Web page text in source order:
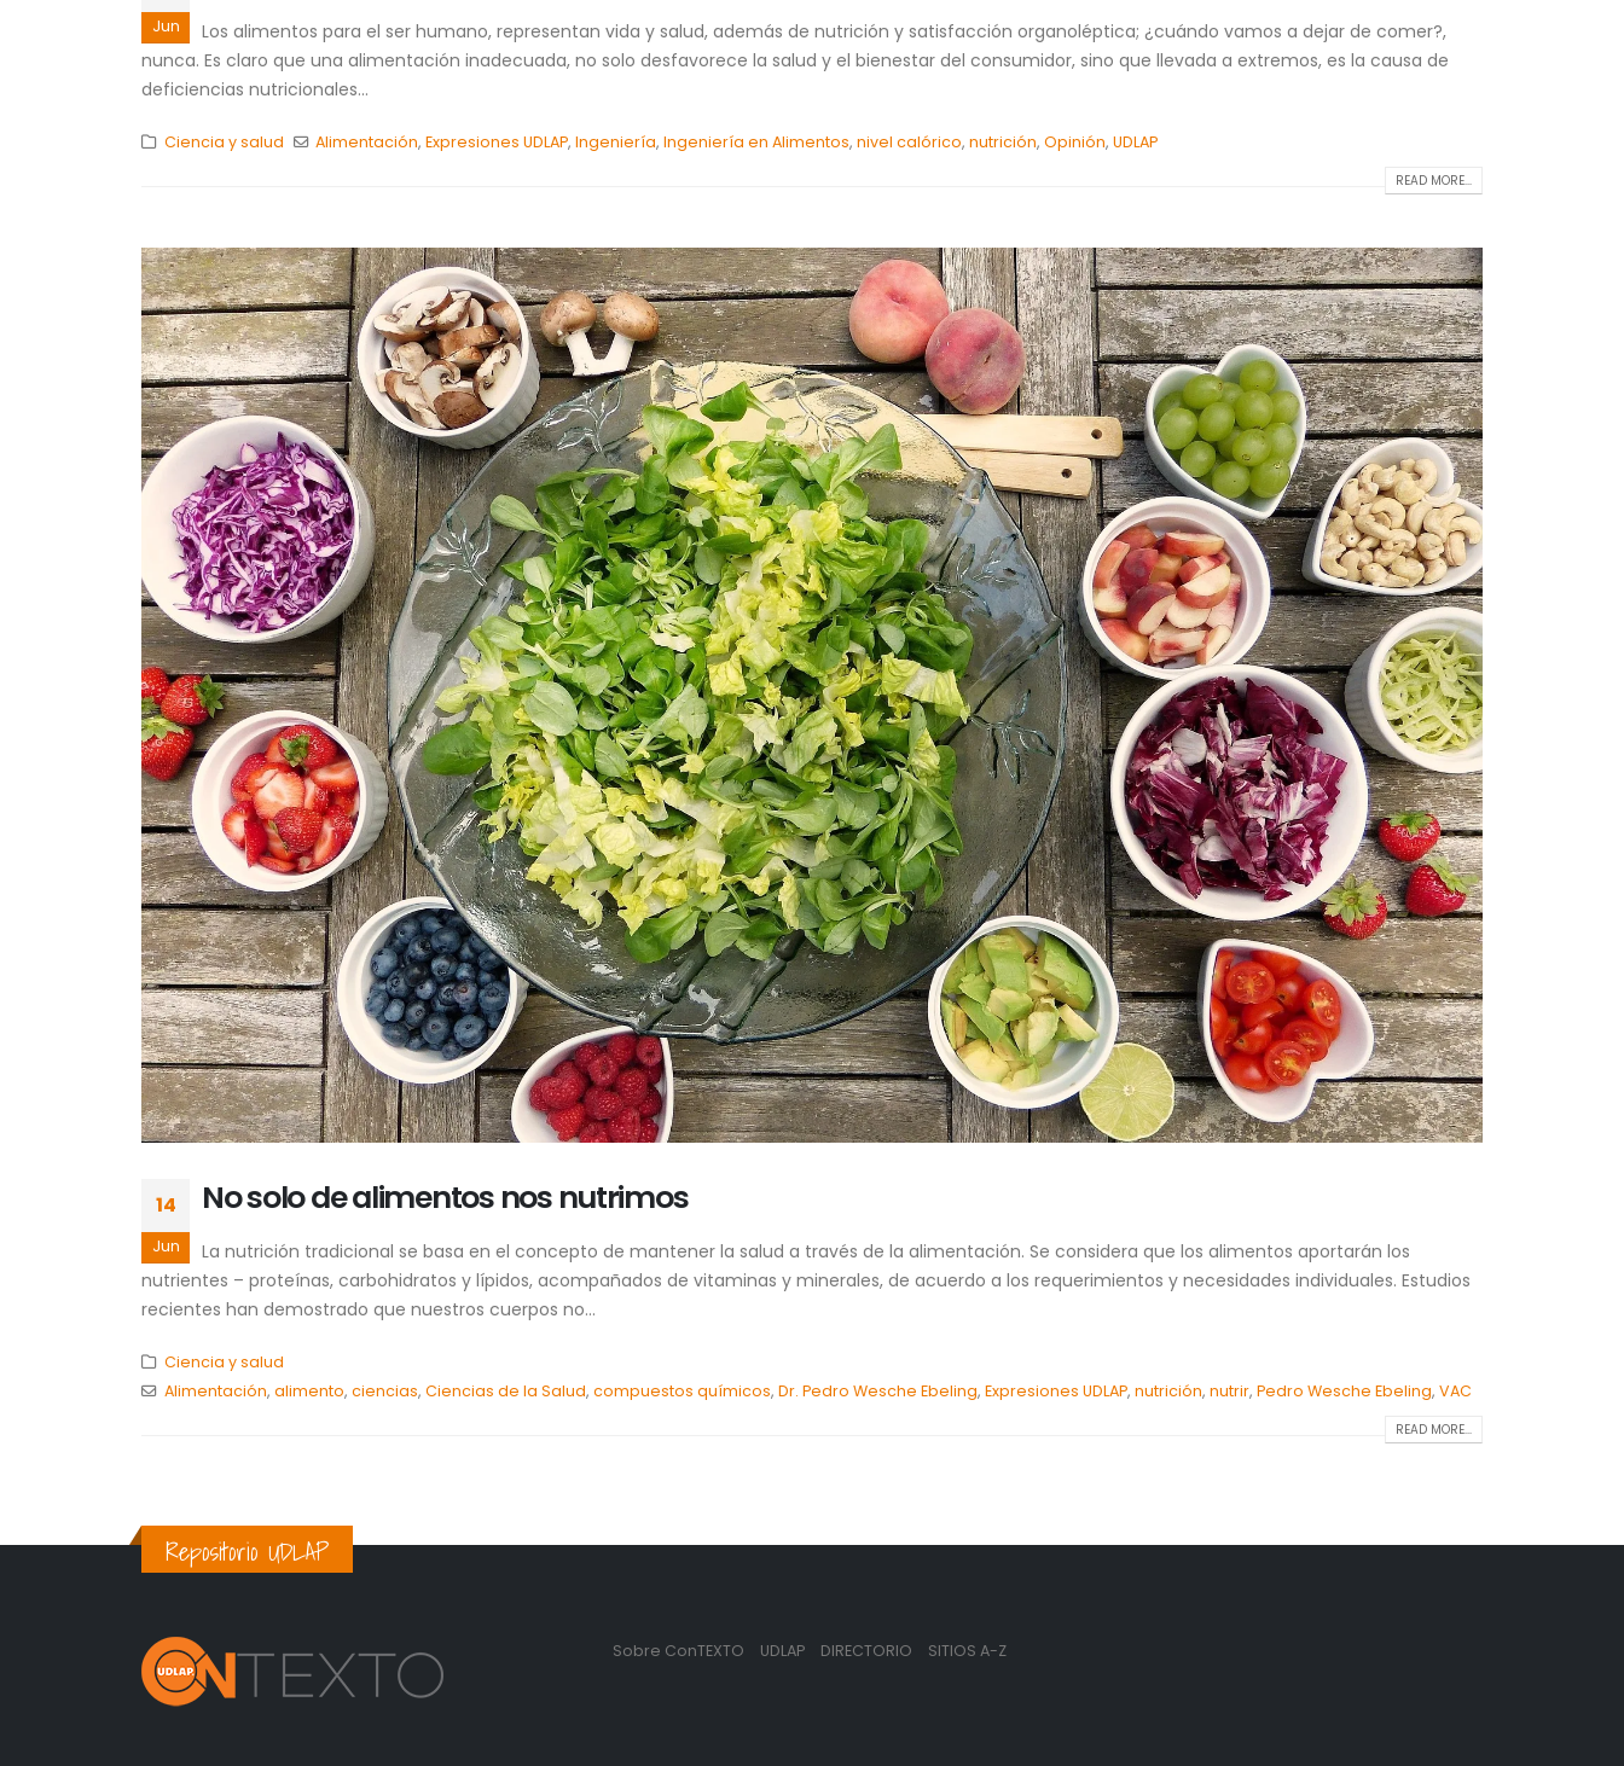
Jun
Los alimentos para el ser humano, representan vida y salud, además de nutrición y satisfacción organoléptica; ¿cuándo vamos a dejar de comer?,
nunca. Es claro que una alimentación inadecuada, no solo desfavorece la salud y el bienestar del consumidor, sino que llevada a extremos, es la causa de
deficiencias nutricionales...
Ciencia y salud Alimentación,Expresiones UDLAP,Ingeniería,Ingeniería en Alimentos,nivel calórico,nutrición,Opinión,UDLAP
READ MORE...
14
Jun
No solo de alimentos nos nutrimos
La nutrición tradicional se basa en el concepto de mantener la salud a través de la alimentación. Se considera que los alimentos aportarán los
nutrientes – proteínas, carbohidratos y lípidos, acompañados de vitaminas y minerales, de acuerdo a los requerimientos y necesidades individuales. Estudios
recientes han demostrado que nuestros cuerpos no...
Ciencia y salud
Alimentación, alimento, ciencias, Ciencias de la Salud, compuestos químicos, Dr. Pedro Wesche Ebeling, Expresiones UDLAP, nutrición, nutrir, Pedro Wesche Ebeling, VAC
READ MORE...
Repositorio UDLAP
Sobre ConTEXTO UDLAP DIRECTORIO SITIOS A-Z